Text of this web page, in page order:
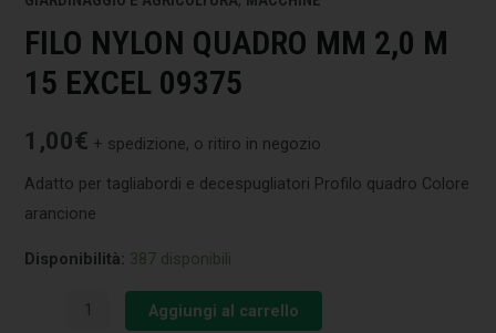
FILO NYLON QUADRO MM 2,0 M
15 EXCEL 09375
1,00€ + spedizione, o ritiro in negozio
Adatto per tagliabordi e decespugliatori Profilo quadro Colore
arancione
Disponibilità: 387 disponibili
Aggiungi al carrello